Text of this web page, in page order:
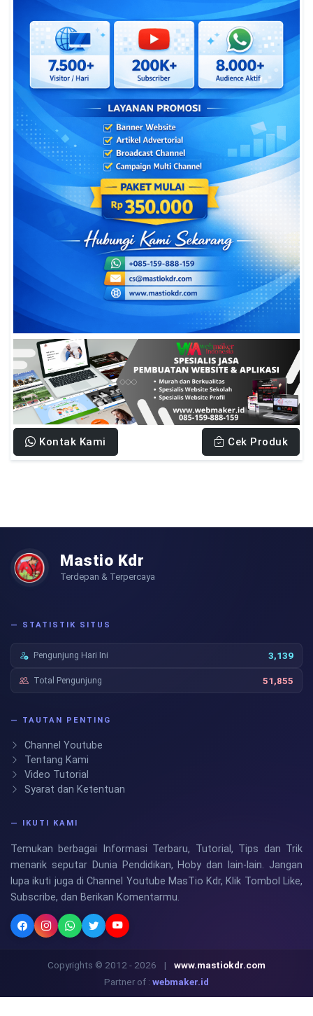
Kontak Kami Cek Produk
Mastio Kdr
Terdepan & Terpercaya
— STATISTIK SITUS
Pengunjung Hari Ini 3,139
Total Pengunjung 51,855
— TAUTAN PENTING
Channel Youtube
Tentang Kami
Video Tutorial
Syarat dan Ketentuan
— IKUTI KAMI
Temukan berbagai Informasi Terbaru, Tutorial, Tips dan Trik
menarik seputar Dunia Pendidikan, Hoby dan lain-lain. Jangan
lupa ikuti juga di Channel Youtube MasTio Kdr, Klik Tombol Like,
Subscribe, dan Berikan Komentarmu.
Copyrights © 2012 - 2026 |
www.mastiokdr.com
Partner of : webmaker.id